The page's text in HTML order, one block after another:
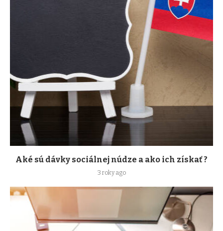
Aké sú dávky sociálnej núdze a ako ich získať ?
3 roky ago